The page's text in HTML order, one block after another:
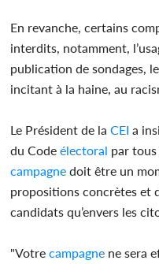
En revanche, certains
interdits, notamment,
publication de sondages,
incitant à la haine, au
Le Président de laCEI a
du Code électoral par tous
campagne doit être un
propositions concrètes et
candidats qu’envers les
"Votre campagne ne sera